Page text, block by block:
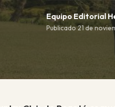
Equipo Editorial
Publicado 21 de